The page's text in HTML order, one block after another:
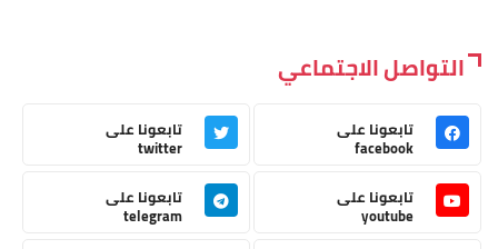
التواصل الاجتماعي
تابعونا على
facebook
تابعونا على
twitter
تابعونا على
youtube
تابعونا على
telegram